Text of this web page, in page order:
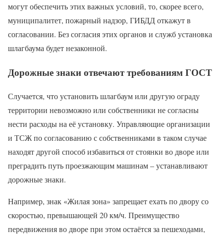
могут обеспечить этих важных условий, то, скорее всего,
муниципалитет, пожарный надзор, ГИБДД откажут в
согласовании. Без согласия этих органов и служб установка
шлагбаума будет незаконной.
Дорожные знаки отвечают требованиям ГОСТ
Случается, что установить шлагбаум или другую ограду
территории невозможно или собственники не согласны
нести расходы на её установку. Управляющие организации
и ТСЖ по согласованию с собственниками в таком случае
находят другой способ избавиться от стоянки во дворе или
преградить путь проезжающим машинам – устанавливают
дорожные знаки.
Например, знак «Жилая зона» запрещает ехать по двору со
скоростью, превышающей 20 км/ч. Преимущество
передвижения во дворе при этом остаётся за пешеходами,